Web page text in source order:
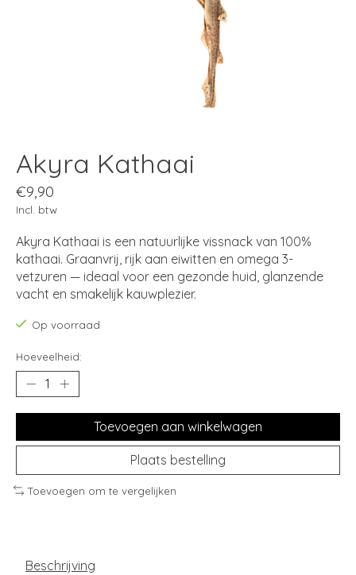
Akyra Kathaai
€9,90
Incl. btw
Akyra Kathaai is een natuurlijke vissnack van 100%
kathaai. Graanvrij, rijk aan eiwitten en omega 3-
vetzuren — ideaal voor een gezonde huid, glanzende
vacht en smakelijk kauwplezier.
Op voorraad
Hoeveelheid:
Toevoegen aan winkelwagen
Plaats bestelling
Toevoegen om te vergelijken
Beschrijving